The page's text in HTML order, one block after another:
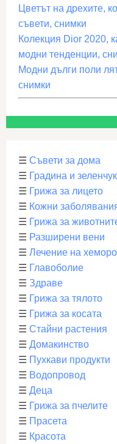
Цветът на дрехите,
съвети, снимки
Колекция Dior 2020,
модни тенденции,
Модни дълги поли
снимки
☰ Съвети за дома
☰ Градина и
☰ Грижа за лицето
☰ Кожни
☰ Грижа за
☰ Разширени вени
☰ Лечение на
☰ Главоболие
☰ Здраве
☰ Грижа за тялото
☰ Грижа за косата
☰ Стайни растения
☰ Домакинство
☰ Пухкави продукти
☰ Водопровод
☰ Деца
☰ Грижа за пчелите
☰ Прасета
☰ Красота